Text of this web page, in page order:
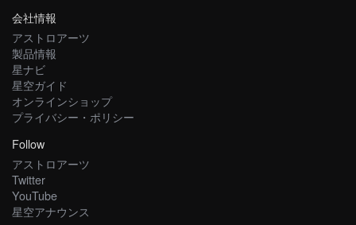
会社情報
アストロアーツ
製品情報
星ナビ
星空ガイド
オンラインショップ
プライバシー・ポリシー
Follow
アストロアーツ
Twitter
YouTube
星空アナウンス